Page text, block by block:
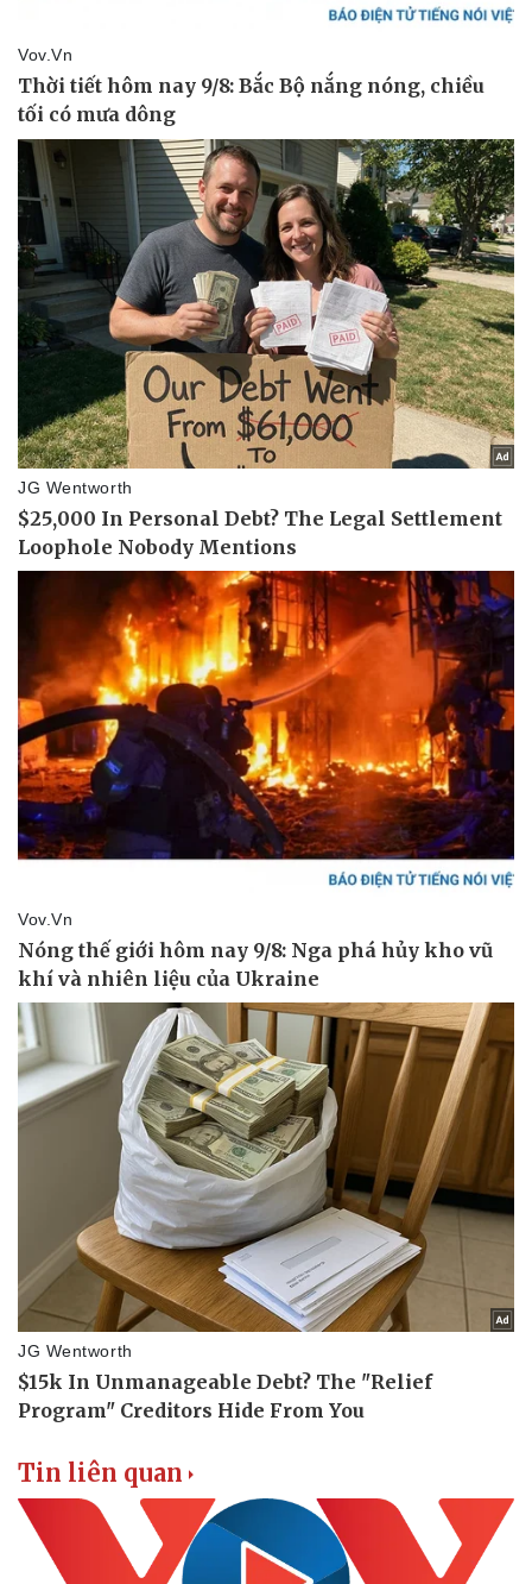
Lịch thi đấu bóng đá
Thế giới thể thao
eSports
Hậu trường
Ô tô - Xe máy
Tư vấn
Tin liên quan